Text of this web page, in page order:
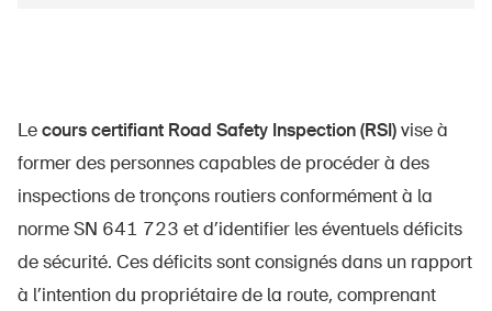
Lecours certifiant Road Safety Inspection (RSI)vise à
former des personnes capables de procéder à des
inspections de tronçons routiers conformément à la
norme SN 641 723 et d’identifier les éventuels déficits
de sécurité. Ces déficits sont consignés dans un rapport
à l’intention du propriétaire de la route, comprenant